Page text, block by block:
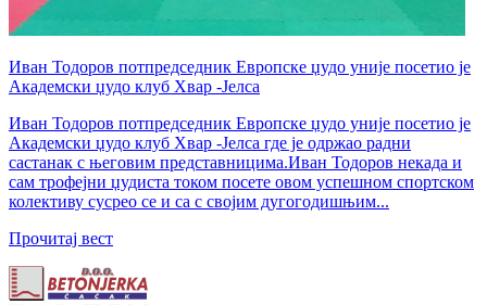
Иван Тодоров потпредседник Европске џудо уније посетио је
Академски џудо клуб Хвар -Јелса
Иван Тодоров потпредседник Европске џудо уније посетио је
Академски џудо клуб Хвар -Јелса где је одржао радни
састанак с његовим представницима.Иван Тодоров некада и
сам трофејни џудиста током посете овом успешном спортском
колективу сусрео се и са с својим дугогодишњим...
Прочитај вест